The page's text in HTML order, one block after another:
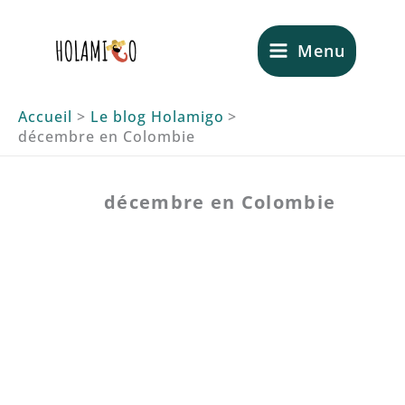
Menu
Accueil
Le blog Holamigo
décembre en Colombie
décembre en Colombie